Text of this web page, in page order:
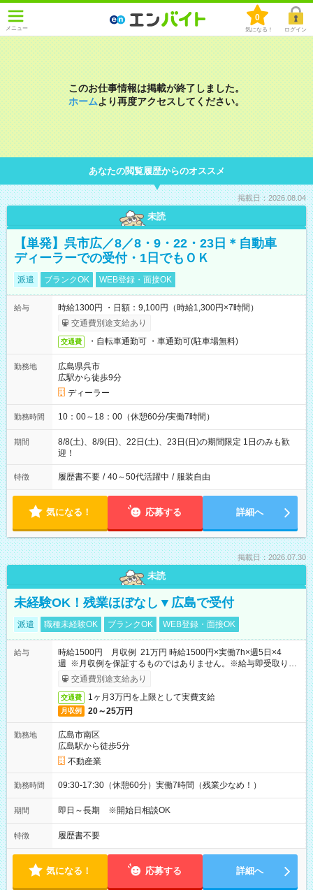
メニュー
0
気になる！ ログイン
このお仕事情報は掲載が終了しました。
ホームより再度アクセスしてください。
あなたの閲覧履歴からのオススメ
掲載日：2026.08.04
未読
【単発】呉市広／8／8・9・22・23日＊自動車
ディーラーでの受付・1日でもＯＫ
派遣 ブランクOK WEB登録・面接OK
給与
時給1300円 ・日額：9,100円（時給1,300円×7時間）
交通費別途支給あり
交通費 ・自転車通勤可 ・車通勤可(駐車場無料)
勤務地
広島県呉市
広駅から徒歩9分
ディーラー
勤務時間 10：00～18：00（休憩60分/実働7時間）
期間
8/8(土)、8/9(日)、22日(土)、23日(日)の期間限定 1日のみも歓
迎！
特徴 履歴書不要 / 40～50代活躍中 / 服装自由
気になる！ 応募する 詳細へ
掲載日：2026.07.30
未読
未経験OK！残業ほぼなし▼広島で受付
派遣 職種未経験OK ブランクOK WEB登録・面接OK
給与
時給1500円 月収例 21万円 時給1500円×実働7h×週5日×4
週 ※月収例を保証するものではありません。※給与即受取りサ
ービス利用可（利用条件有）
交通費別途支給あり
交通費 1ヶ月3万円を上限として実費支給
月収例 20～25万円
勤務地
広島市南区
広島駅から徒歩5分
不動産業
勤務時間 09:30-17:30（休憩60分）実働7時間（残業少なめ！）
期間 即日～長期 ※開始日相談OK
特徴 履歴書不要
気になる！ 応募する 詳細へ